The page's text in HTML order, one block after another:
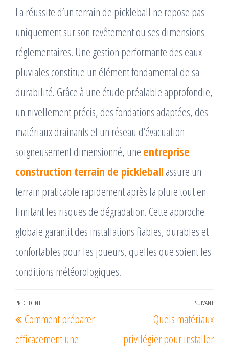
La réussite d’un terrain de pickleball ne repose pas
uniquement sur son revêtement ou ses dimensions
réglementaires. Une gestion performante des eaux
pluviales constitue un élément fondamental de sa
durabilité. Grâce à une étude préalable approfondie,
un nivellement précis, des fondations adaptées, des
matériaux drainants et un réseau d’évacuation
soigneusement dimensionné, une entreprise
construction terrain de pickleball assure un
terrain praticable rapidement après la pluie tout en
limitant les risques de dégradation. Cette approche
globale garantit des installations fiables, durables et
confortables pour les joueurs, quelles que soient les
conditions météorologiques.
Navigation
de
l’article
Article
précédent
PRÉCÉDENT
Comment préparer
efficacement une
SUIVANT
Quels matériaux
privilégier pour installer